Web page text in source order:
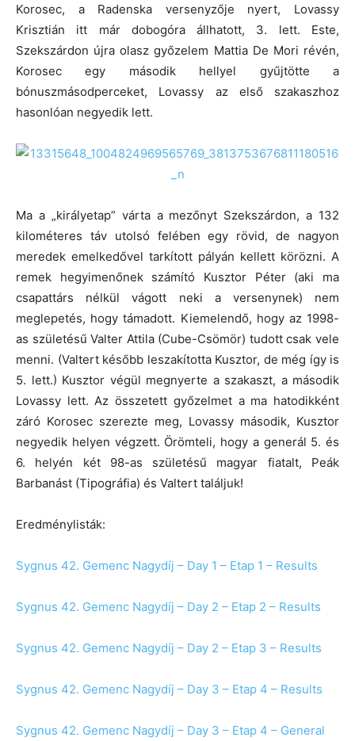
Korosec, a Radenska versenyzője nyert, Lovassy
Krisztián itt már dobogóra állhatott, 3. lett. Este,
Szekszárdon újra olasz győzelem Mattia De Mori révén,
Korosec egy második hellyel gyűjtötte a
bónuszmásodperceket, Lovassy az első szakaszhoz
hasonlóan negyedik lett.
Ma a „királyetap” várta a mezőnyt Szekszárdon, a 132
kilométeres táv utolsó felében egy rövid, de nagyon
meredek emelkedővel tarkított pályán kellett körözni. A
remek hegyimenőnek számító Kusztor Péter (aki ma
csapattárs nélkül vágott neki a versenynek) nem
meglepetés, hogy támadott. Kiemelendő, hogy az 1998-
as születésű Valter Attila (Cube-Csömör) tudott csak vele
menni. (Valtert később leszakította Kusztor, de még így is
5. lett.) Kusztor végül megnyerte a szakaszt, a második
Lovassy lett. Az összetett győzelmet a ma hatodikként
záró Korosec szerezte meg, Lovassy második, Kusztor
negyedik helyen végzett. Örömteli, hogy a generál 5. és
6. helyén két 98-as születésű magyar fiatalt, Peák
Barbanást (Tipográfia) és Valtert találjuk!
Eredménylisták:
Sygnus 42. Gemenc Nagydíj – Day 1 – Etap 1 – Results
Sygnus 42. Gemenc Nagydíj – Day 2 – Etap 2 – Results
Sygnus 42. Gemenc Nagydíj – Day 2 – Etap 3 – Results
Sygnus 42. Gemenc Nagydíj – Day 3 – Etap 4 – Results
Sygnus 42. Gemenc Nagydíj – Day 3 – Etap 4 – General